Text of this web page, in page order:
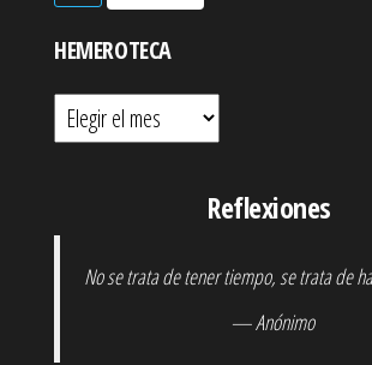
HEMEROTECA
Hemeroteca
Reflexiones
No se trata de tener tiempo, se trata de
— Anónimo